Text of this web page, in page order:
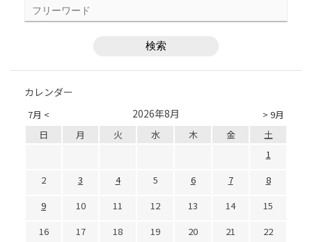
カレンダー
7月 < > 9月
2026年8月
日 月 火 水 木 金
土
1
2
3 4 5 6 7
8
9
10 11 12 13 14
15
16
17 18 19 20 21
22